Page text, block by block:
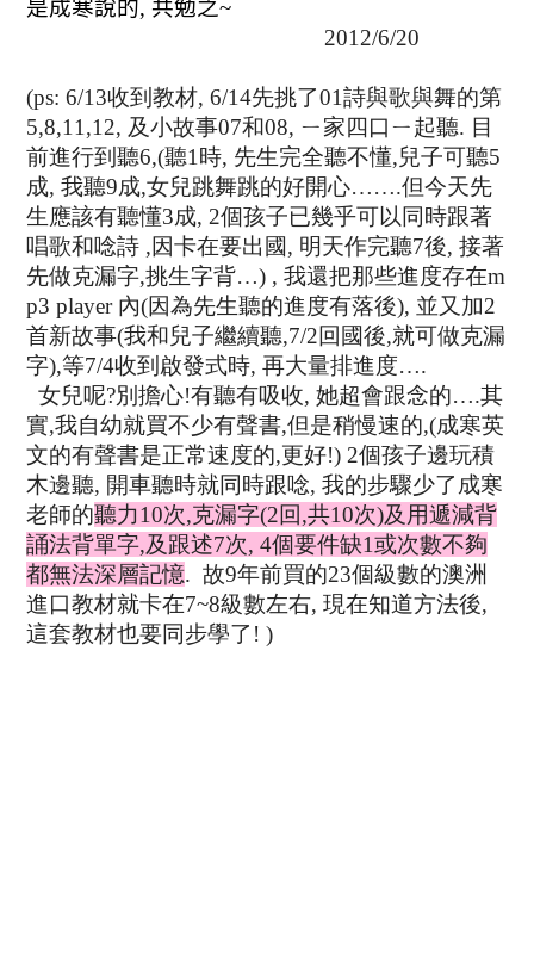
是成寒說的,共勉之~
2012/6/20
(ps: 6/13收到教材, 6/14先挑了01詩與歌與舞的第
5,8,11,12, 及小故事07和08, ㄧ家四口ㄧ起聽. 目
前進行到聽6,(聽1時, 先生完全聽不懂,兒子可聽5
成, 我聽9成,女兒跳舞跳的好開心…….但今天先
生應該有聽懂3成, 2個孩子已幾乎可以同時跟著
唱歌和唸詩 ,因卡在要出國, 明天作完聽7後, 接著
先做克漏字,挑生字背…) , 我還把那些進度存在m
p3 player 內(因為先生聽的進度有落後), 並又加2
首新故事(我和兒子繼續聽,7/2回國後,就可做克漏
字),等7/4收到啟發式時, 再大量排進度….
女兒呢?別擔心!有聽有吸收, 她超會跟念的….其
實,我自幼就買不少有聲書,但是稍慢速的,(成寒英
文的有聲書是正常速度的,更好!) 2個孩子邊玩積
木邊聽, 開車聽時就同時跟唸, 我的步驟少了成寒
老師的聽力10次,克漏字(2回,共10次)及用遞減背
誦法背單字,及跟述7次, 4個要件缺1或次數不夠
都無法深層記憶. 故9年前買的23個級數的澳洲
進口教材就卡在7~8級數左右, 現在知道方法後,
這套教材也要同步學了! )